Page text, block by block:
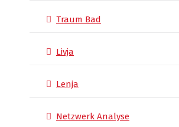
Traum Bad
Livja
Lenja
Netzwerk Analyse